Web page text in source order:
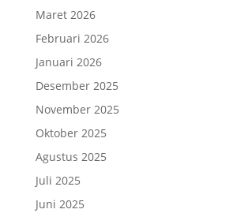
Maret 2026
Februari 2026
Januari 2026
Desember 2025
November 2025
Oktober 2025
Agustus 2025
Juli 2025
Juni 2025